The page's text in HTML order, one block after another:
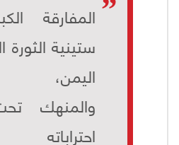
المفارقة
ستينية الثورة
اليمن،
والمنهك
احتراباته